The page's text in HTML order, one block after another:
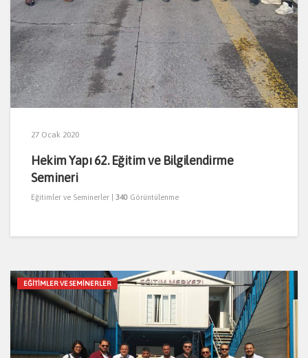
27 Ocak 2020
Hekim Yapı 62. Eğitim ve Bilgilendirme
Semineri
Eğitimler ve Seminerler 340 Görüntülenme
EĞITIMLER VE SEMINERLER